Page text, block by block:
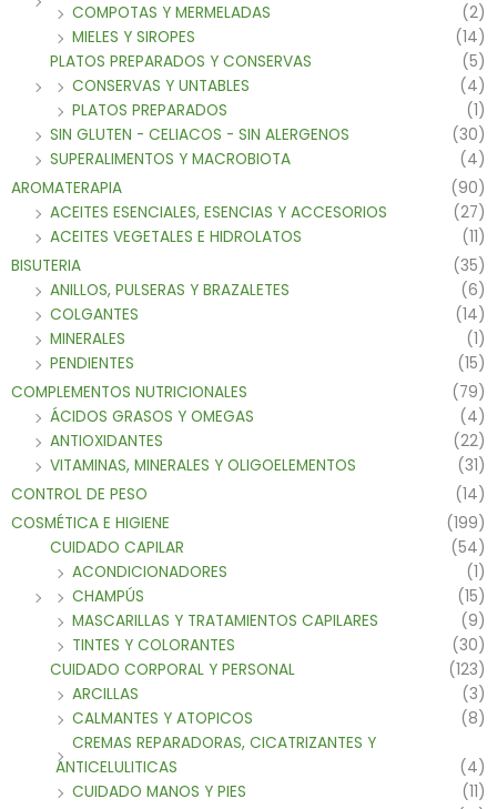
COMPOTAS Y MERMELADAS
(2)
MIELES Y SIROPES
(14)
PLATOS PREPARADOS Y CONSERVAS
(5)
CONSERVAS Y UNTABLES
(4)
PLATOS PREPARADOS
(1)
SIN GLUTEN - CELIACOS - SIN ALERGENOS
(30)
SUPERALIMENTOS Y MACROBIOTA
(4)
AROMATERAPIA
(90)
ACEITES ESENCIALES, ESENCIAS Y ACCESORIOS
(27)
ACEITES VEGETALES E HIDROLATOS
(11)
BISUTERIA
(35)
ANILLOS, PULSERAS Y BRAZALETES
(6)
COLGANTES
(14)
MINERALES
(1)
PENDIENTES
(15)
COMPLEMENTOS NUTRICIONALES
(79)
ÁCIDOS GRASOS Y OMEGAS
(4)
ANTIOXIDANTES
(22)
VITAMINAS, MINERALES Y OLIGOELEMENTOS
(31)
CONTROL DE PESO
(14)
COSMÉTICA E HIGIENE
(199)
CUIDADO CAPILAR
(54)
ACONDICIONADORES
(1)
CHAMPÚS
(15)
MASCARILLAS Y TRATAMIENTOS CAPILARES
(9)
TINTES Y COLORANTES
(30)
CUIDADO CORPORAL Y PERSONAL
(123)
ARCILLAS
(3)
CALMANTES Y ATOPICOS
(8)
CREMAS REPARADORAS, CICATRIZANTES Y
ANTICELULITICAS
(4)
CUIDADO MANOS Y PIES
(11)